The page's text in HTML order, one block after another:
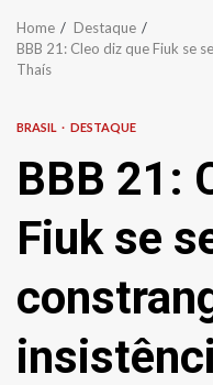
Home
Destaque
BBB 21: Cleo diz que Fiuk se
Thaís
BRASIL DESTAQUE
BBB 21:
Fiuk se